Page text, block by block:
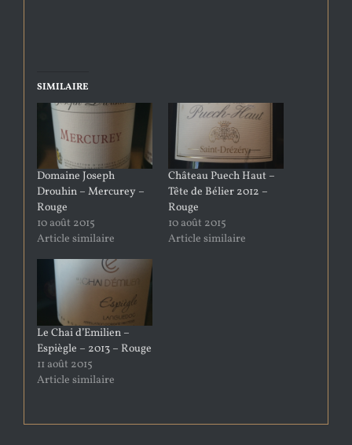
SIMILAIRE
Domaine Joseph
Drouhin – Mercurey –
Rouge
10 août 2015
Article similaire
Château Puech Haut –
Tête de Bélier 2012 –
Rouge
10 août 2015
Article similaire
Le Chai d’Emilien –
Espiègle – 2013 – Rouge
11 août 2015
Article similaire